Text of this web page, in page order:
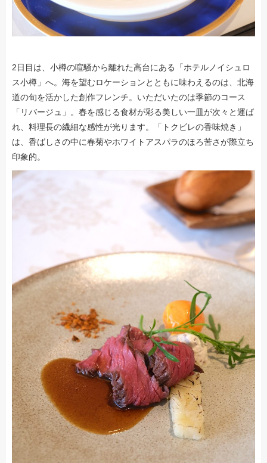
2日目は、小樽の喧騒から離れた高台にある「ホテルノイシュロ
ス小樽」へ。海を望むロケーションとともに味わえるのは、北海
道の旬を活かした創作フレンチ。いただいたのは季節のコース
「リバージュ」。春を感じる食材が彩る美しい一皿が次々と運ば
れ、料理長の繊細な感性が光ります。「トクビレの香味焼き」
は、香ばしさの中に春菊やホワイトアスパラのほろ苦さが際立ち
印象的。